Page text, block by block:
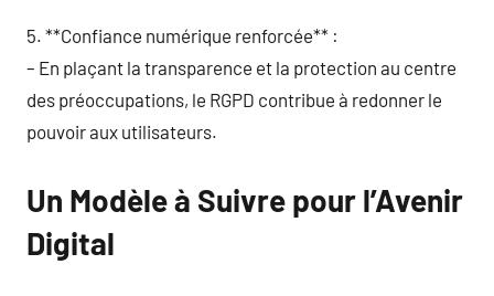
5. **Confiance numérique renforcée** :
– En plaçant la transparence et la protection au centre
des préoccupations, le RGPD contribue à redonner le
pouvoir aux utilisateurs.
Un Modèle à Suivre pour l’Avenir
Digital